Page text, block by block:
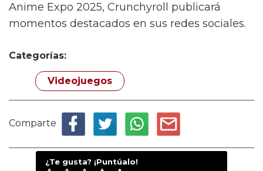
Anime Expo 2025, Crunchyroll publicará
momentos destacados en sus redes sociales.
Categorías:
Videojuegos
Comparte
¿Te gusta? ¡Puntúalo!